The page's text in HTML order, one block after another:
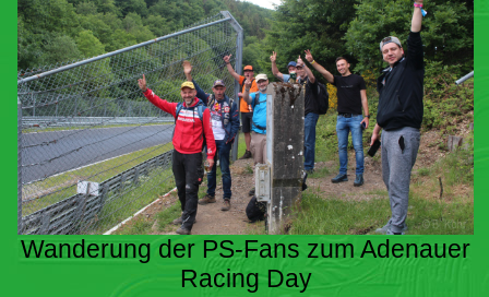
Wanderung der PS-Fans zum Adenauer
Racing Day